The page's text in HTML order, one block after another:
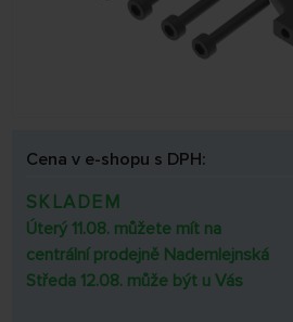
Cena v e-shopu s DPH:
SKLADEM
Úterý 11.08. můžete mít na
centrální prodejně Nademlejnská
Středa 12.08. může být u Vás